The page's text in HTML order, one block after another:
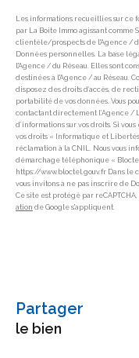
Les informations recueillies sur ce
par La Boite Immo agissant
clientèle/prospects de l'Agence /
Données personnelles. La base
l'Agence / du Réseau. Elles sont
destinées à l'Agence / au Réseau.
disposez des droits d’accès, de
portabilité de vos données. Vous
contactant directement l’Agence /
d’informations sur vos droits. Si
vos droits « Informatique et
réclamation à la CNIL. Nous vous
démarchage téléphonique «
https://www.bloctel.gouv.fr Dans le
vous invitons à ne pas inscrire de
Ce site est protégé par reCAPTCHA,
ation de Google s'appliquent.
partager
le bien